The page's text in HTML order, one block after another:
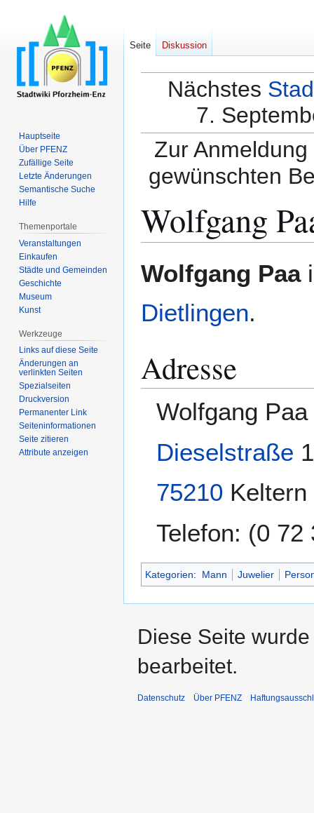
Nächstes
7.
Zur
gewünschten
Wolfgang
Navigation
Suche
Wolfgang Paa
Dietlingen.
Adresse
Wolfgang Paa
Dieselstraße
75210 Keltern
Telefon: (0 72
Kategorien: Mann Juwelier
Seite Diskussion
Hauptseite
Über PFENZ
Zufällige Seite
Letzte Änderungen
Semantische Suche
Hilfe
Themenportale
Veranstaltungen
Einkaufen
Städte und Gemeinden
Geschichte
Museum
Kunst
Werkzeuge
Links auf diese Seite
Änderungen an
verlinkten Seiten
Spezialseiten
Druckversion
Permanenter Link
Seiten­­informationen
Seite zitieren
Attribute anzeigen
Diese Seite
bearbeitet.
Datenschutz Über PFENZ